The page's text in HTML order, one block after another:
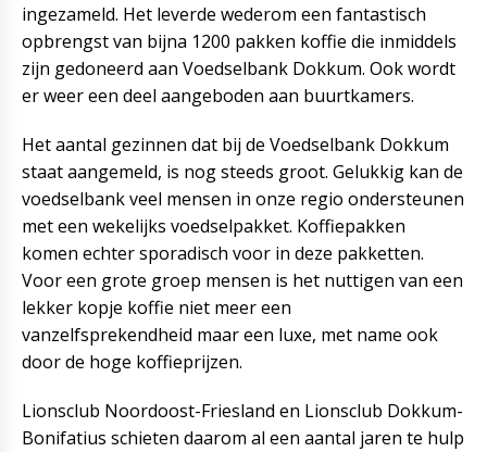
ingezameld. Het leverde wederom een fantastisch
opbrengst van bijna 1200 pakken koffie die inmiddels
zijn gedoneerd aan Voedselbank Dokkum. Ook wordt
er weer een deel aangeboden aan buurtkamers.
Het aantal gezinnen dat bij de Voedselbank Dokkum
staat aangemeld, is nog steeds groot. Gelukkig kan de
voedselbank veel mensen in onze regio ondersteunen
met een wekelijks voedselpakket. Koffiepakken
komen echter sporadisch voor in deze pakketten.
Voor een grote groep mensen is het nuttigen van een
lekker kopje koffie niet meer een
vanzelfsprekendheid maar een luxe, met name ook
door de hoge koffieprijzen.
Lionsclub Noordoost-Friesland en Lionsclub Dokkum-
Bonifatius schieten daarom al een aantal jaren te hulp